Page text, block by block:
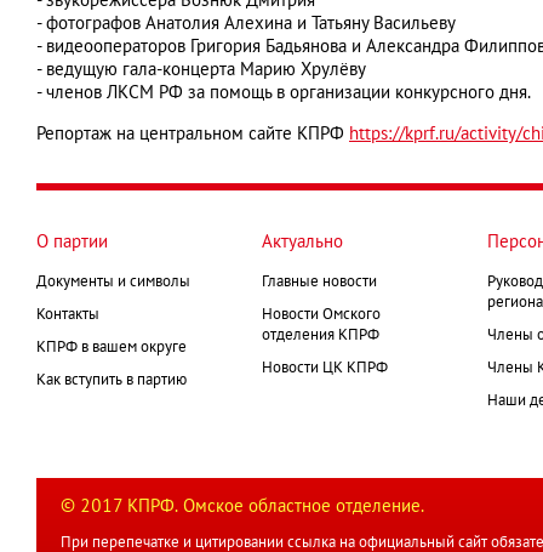
- фотографов Анатолия Алехина и Татьяну Васильеву
- видеооператоров Григория Бадьянова и Александра
- ведущую гала-концерта Марию Хрулёву
- членов ЛКСМ РФ за помощь в организации конкурсного дня.
Репортаж на центральном сайте КПРФ https://kprf.ru/activity/
О партии
Документы и символы
Контакты
КПРФ в вашем округе
Как вступить в партию
Актуально
Главные новости
Новости Омского
отделения КПРФ
Новости ЦК КПРФ
Члены
Члены
Наши
© 2017 КПРФ. Омское областное отделение.
При перепечатке и цитировании ссылка на официальный сайт